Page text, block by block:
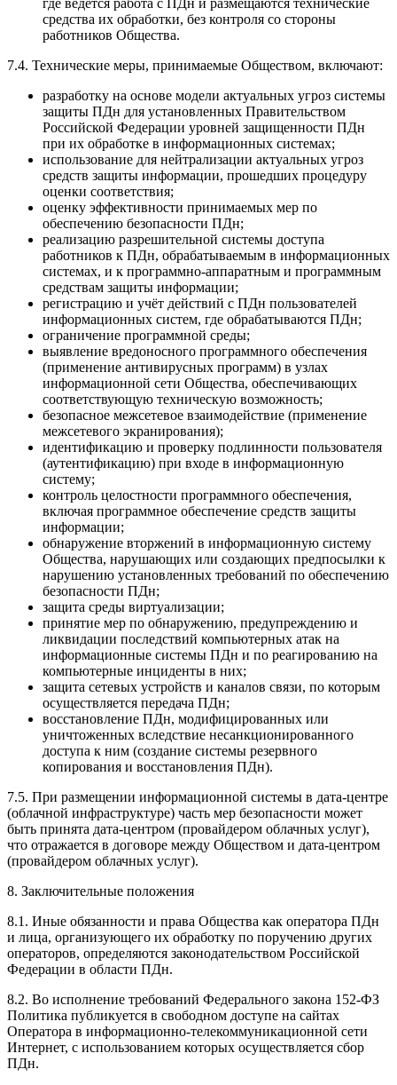
где ведется работа с ПДн и размещаются технические
средства их обработки, без контроля со стороны
работников Общества.
7.4. Технические меры, принимаемые Обществом, включают:
разработку на основе модели актуальных угроз системы
защиты ПДн для установленных Правительством
Российской Федерации уровней защищенности ПДн
при их обработке в информационных системах;
использование для нейтрализации актуальных угроз
средств защиты информации, прошедших процедуру
оценки соответствия;
оценку эффективности принимаемых мер по
обеспечению безопасности ПДн;
реализацию разрешительной системы доступа
работников к ПДн, обрабатываемым в информационных
системах, и к программно-аппаратным и программным
средствам защиты информации;
регистрацию и учёт действий c ПДн пользователей
информационных систем, где обрабатываются ПДн;
ограничение программной среды;
выявление вредоносного программного обеспечения
(применение антивирусных программ) в узлах
информационной сети Общества, обеспечивающих
соответствующую техническую возможность;
безопасное межсетевое взаимодействие (применение
межсетевого экранирования);
идентификацию и проверку подлинности пользователя
(аутентификацию) при входе в информационную
систему;
контроль целостности программного обеспечения,
включая программное обеспечение средств защиты
информации;
обнаружение вторжений в информационную систему
Общества, нарушающих или создающих предпосылки к
нарушению установленных требований по обеспечению
безопасности ПДн;
защита среды виртуализации;
принятие мер по обнаружению, предупреждению и
ликвидации последствий компьютерных атак на
информационные системы ПДн и по реагированию на
компьютерные инциденты в них;
защита сетевых устройств и каналов связи, по которым
осуществляется передача ПДн;
восстановление ПДн, модифицированных или
уничтоженных вследствие несанкционированного
доступа к ним (создание системы резервного
копирования и восстановления ПДн).
7.5. При размещении информационной системы в дата-центре
(облачной инфраструктуре) часть мер безопасности может
быть принята дата-центром (провайдером облачных услуг),
что отражается в договоре между Обществом и дата-центром
(провайдером облачных услуг).
8. Заключительные положения
8.1. Иные обязанности и права Общества как оператора ПДн
и лица, организующего их обработку по поручению других
операторов, определяются законодательством Российской
Федерации в области ПДн.
8.2. Во исполнение требований Федерального закона 152-ФЗ
Политика публикуется в свободном доступе на сайтах
Оператора в информационно-телекоммуникационной сети
Интернет, с использованием которых осуществляется сбор
ПДн.